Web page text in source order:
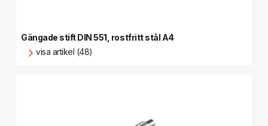
Gängade stift DIN 551, rostfritt stål A4
visa artikel (48)